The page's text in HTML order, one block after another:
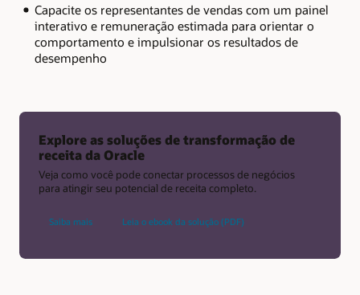
Capacite os representantes de vendas com um painel
interativo e remuneração estimada para orientar o
comportamento e impulsionar os resultados de
desempenho
Explore as soluções de transformação de
receita da Oracle
Veja como você pode conectar processos de negócios
para atingir seu potencial de receita completo.
Saiba mais Leia o ebook da solução (PDF)